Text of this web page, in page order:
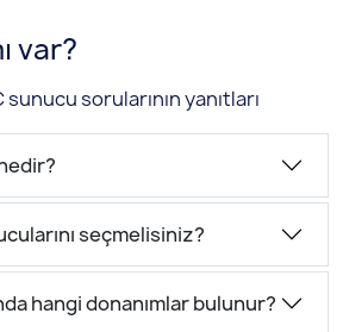
var?
sunucu sorularının yanıtları
seçmelisiniz?
hangi donanımlar bulunur?